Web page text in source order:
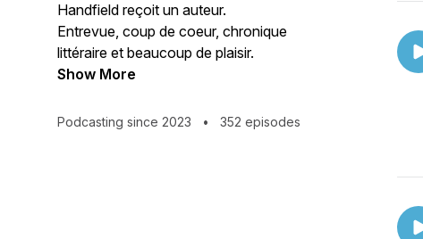
Handfield reçoit un auteur.
Entrevue, coup de coeur, chronique
littéraire et beaucoup de plaisir.
Show More
Podcasting since 2023 • 352 episodes